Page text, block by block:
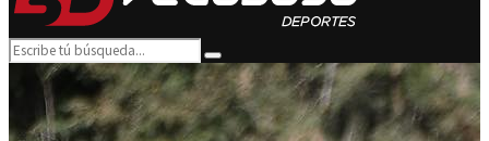
Search
for:
Search